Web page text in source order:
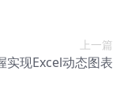
上一篇
实现Excel动态图表